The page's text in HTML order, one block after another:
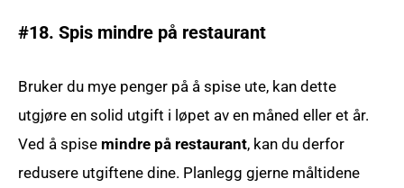
#18. Spis mindre på restaurant
Bruker du mye penger på å spise ute, kan dette
utgjøre en solid utgift i løpet av en måned eller et år.
Ved å spise mindre på restaurant, kan du derfor
redusere utgiftene dine. Planlegg gjerne måltidene